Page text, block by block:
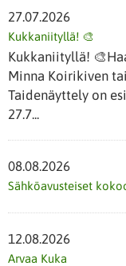
27.07.2026
Kukkaniityllä! 🎨
Kukkaniityllä!
Minna Koirikiven
Taidenäyttely on
27.7...
08.08.2026
Sähköavusteiset
12.08.2026
Arvaa Kuka